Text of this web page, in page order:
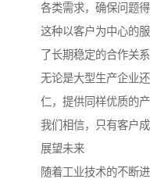
各类需求，确保问题得
这种以客户为中心的
了长期稳定的合作关系
无论是大型生产企业
仁，提供同样优质的产
我们相信，只有客户
展望未来
随着工业技术的不断